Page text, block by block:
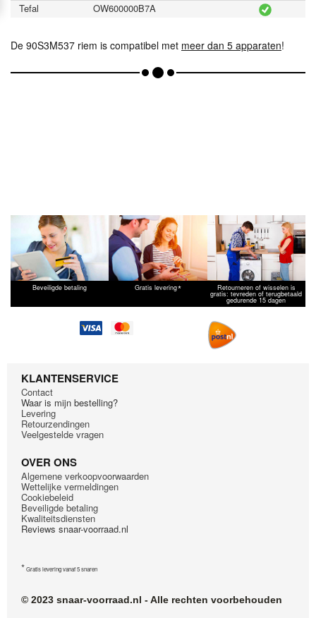
Tefal
OW600000B7A
De 90S3M537 riem is compatibel met meer dan 5 apparaten!
Beveiligde betaling Gratis levering* Retourneren of wisselen is
gratis: tevreden of terugbetaald
gedurende 15 dagen
KLANTENSERVICE
Contact
Waar is mijn bestelling?
Levering
Retourzendingen
Veelgestelde vragen
OVER ONS
Algemene verkoopvoorwaarden
Wettelijke vermeldingen
Cookiebeleid
Beveiligde betaling
Kwaliteitsdiensten
Reviews snaar-voorraad.nl
*Gratis levering vanaf 5 snaren
© 2023 snaar-voorraad.nl - Alle rechten voorbehouden